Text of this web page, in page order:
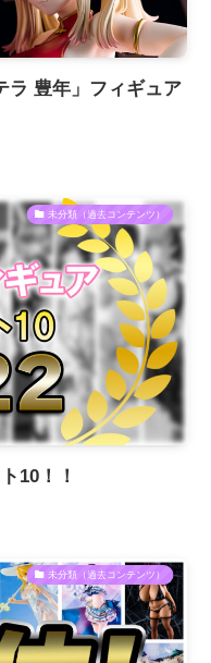
ラ 豊年」フィギュア
未分類（過去コンテンツ）
10！！
未分類（過去コンテンツ）